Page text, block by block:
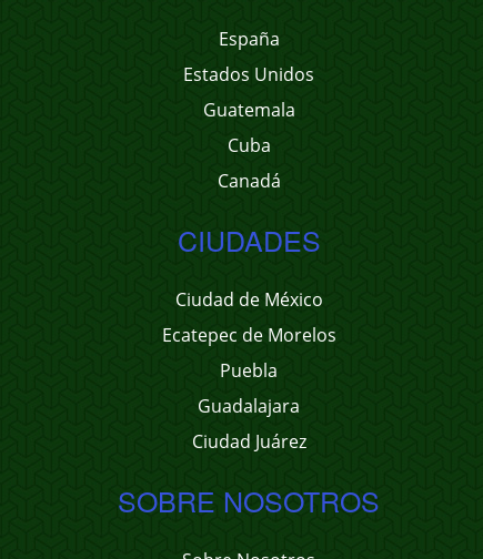
España
Estados Unidos
Guatemala
Cuba
Canadá
CIUDADES
Ciudad de México
Ecatepec de Morelos
Puebla
Guadalajara
Ciudad Juárez
SOBRE NOSOTROS